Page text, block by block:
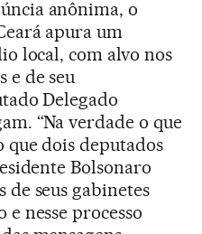
anônima, o
apura um
local, com alvo nos
e de seu
Delegado
“Na verdade o que
que dois deputados
Bolsonaro
de seus gabinetes
nesse processo